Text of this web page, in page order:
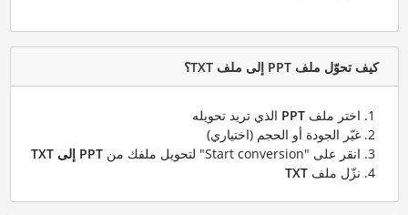
كيف تحوّل ملف PPT إلى ملف TXT؟
اختر ملف PPTالذي تريد تحويله
غيّر الجودة أو الحجم (اختياري)
انقر على "Start conversion" لتحويل ملفك من
PPT إلى TXT
نزّل ملف TXT